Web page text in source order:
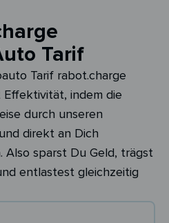
Tarif
Tarif rabot.charge
indem die
durch unseren
direkt an Dich
sparst Du Geld, trägst
entlastest gleichzeitig